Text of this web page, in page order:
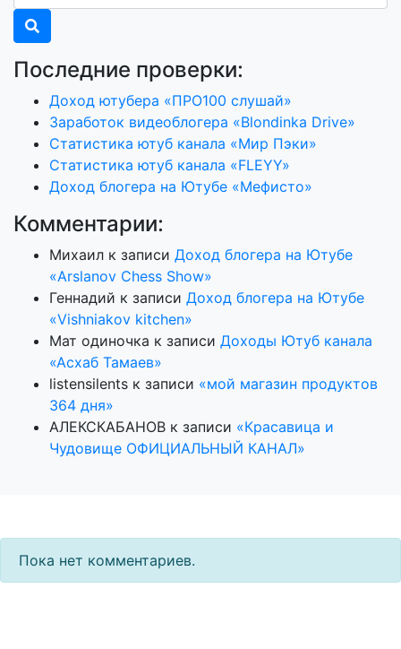
Последние проверки:
Доход ютубера «ПРО100 слушай»
Заработок видеоблогера «Blondinka Drive»
Статистика ютуб канала «Мир Пэки»
Статистика ютуб канала «FLEYY»
Доход блогера на Ютубе «Мефисто»
Комментарии:
Михаил к записи Доход блогера на Ютубе
«Arslanov Chess Show»
Геннадий к записи Доход блогера на Ютубе
«Vishniakov kitchen»
Мат одиночка к записи Доходы Ютуб канала
«Асхаб Тамаев»
listensilents к записи «мой магазин продуктов
364 дня»
АЛЕКСКАБАНОВ к записи «Красавица и
Чудовище ОФИЦИАЛЬНЫЙ КАНАЛ»
Пока нет комментариев.